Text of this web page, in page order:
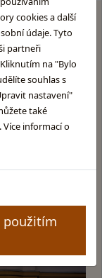
cookies a další
údaje. Tyto
partneři
na "Bylo
souhlas s
nastavení"
také
informací o
použitím
?